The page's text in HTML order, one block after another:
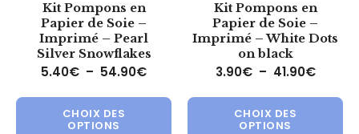
Kit Pompons en
Papier de Soie –
Imprimé – Pearl
Silver Snowflakes
5.40€ – 54.90€Plage de prix : 5.40€ à 54.90€
CHOIX DES
OPTIONS
Ce produit a plusieurs
Kit Pompons en
Papier de Soie –
Imprimé – White Dots
on black
3.90€ – 41.90€Plage
CHOIX DES
OPTIONS